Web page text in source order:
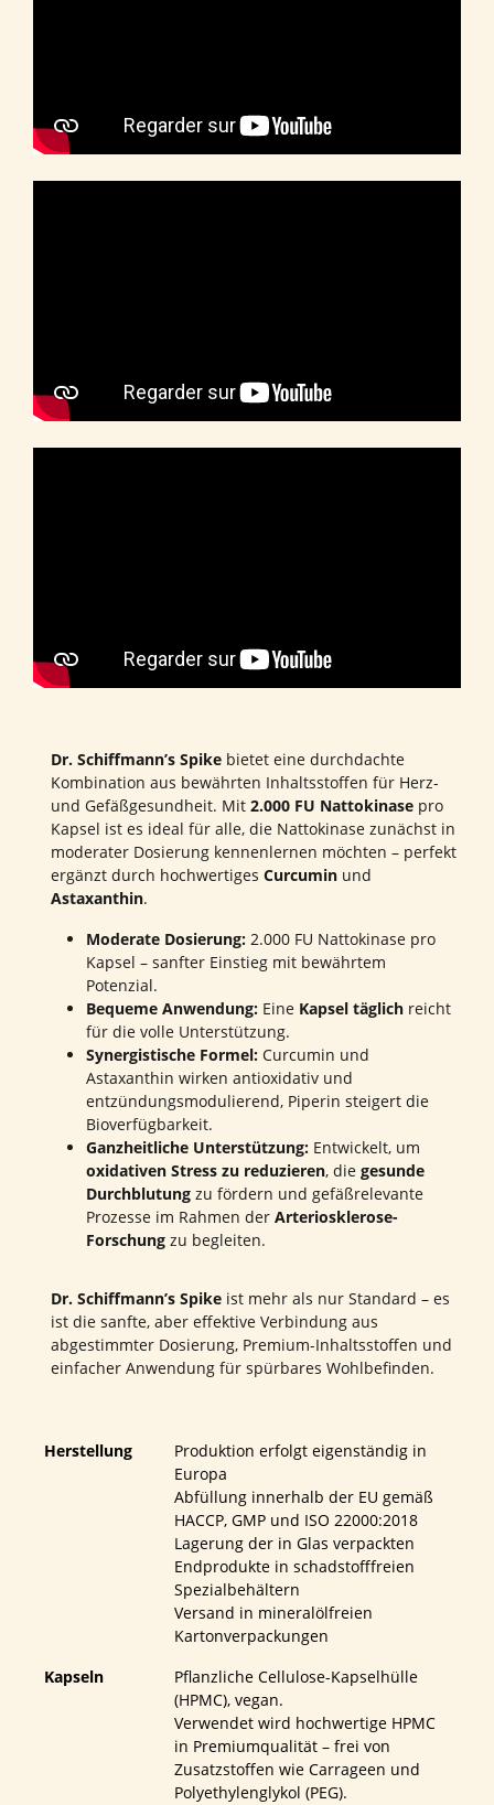
Dr. Schiffmann’s Spike bietet eine durchdachte
Kombination aus bewährten Inhaltsstoffen für Herz-
und Gefäßgesundheit. Mit 2.000 FU Nattokinase pro
Kapsel ist es ideal für alle, die Nattokinase zunächst in
moderater Dosierung kennenlernen möchten – perfekt
ergänzt durch hochwertiges Curcumin und
Astaxanthin.
Moderate Dosierung: 2.000 FU Nattokinase pro
Kapsel – sanfter Einstieg mit bewährtem
Potenzial.
Bequeme Anwendung: Eine Kapsel täglich reicht
für die volle Unterstützung.
Synergistische Formel: Curcumin und
Astaxanthin wirken antioxidativ und
entzündungsmodulierend, Piperin steigert die
Bioverfügbarkeit.
Ganzheitliche Unterstützung: Entwickelt, um
oxidativen Stress zu reduzieren, die gesunde
Durchblutung zu fördern und gefäßrelevante
Prozesse im Rahmen der Arteriosklerose-
Forschung zu begleiten.
Dr. Schiffmann’s Spike ist mehr als nur Standard – es
ist die sanfte, aber effektive Verbindung aus
abgestimmter Dosierung, Premium-Inhaltsstoffen und
einfacher Anwendung für spürbares Wohlbefinden.
Herstellung
Produktion erfolgt eigenständig in
Europa
Abfüllung innerhalb der EU gemäß
HACCP, GMP und ISO 22000:2018
Lagerung der in Glas verpackten
Endprodukte in schadstofffreien
Spezialbehältern
Versand in mineralölfreien
Kartonverpackungen
Kapseln
Pflanzliche Cellulose-Kapselhülle
(HPMC), vegan.
Verwendet wird hochwertige HPMC
in Premiumqualität – frei von
Zusatzstoffen wie Carrageen und
Polyethylenglykol (PEG).